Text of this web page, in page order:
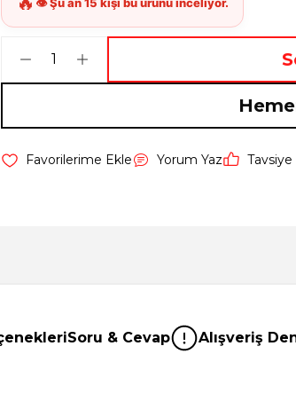
Yorum Yaz
Soru & Cevap Alışveriş